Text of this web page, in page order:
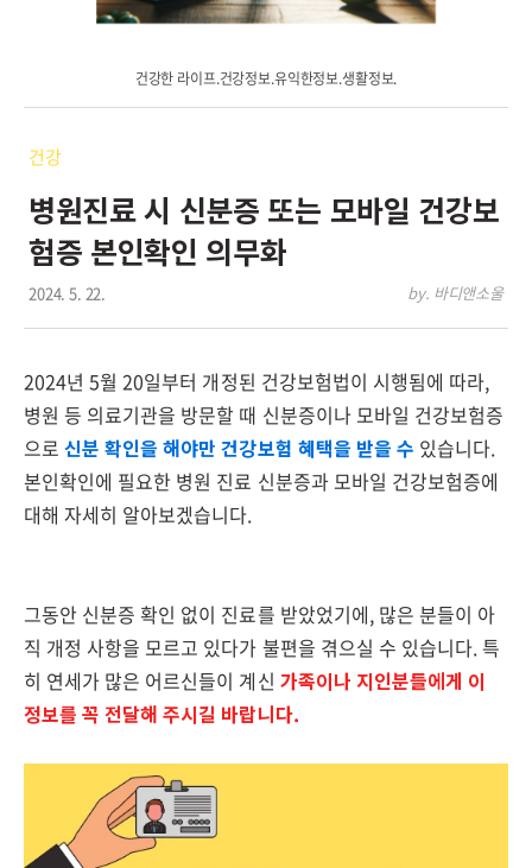
건강한 라이프.건강정보.유익한정보.생활정보.
건강
병원진료 시 신분증 또는 모바일 건강보
험증 본인확인 의무화
2024. 5. 22. by. 바디앤소울
2024년 5월 20일부터 개정된 건강보험법이 시행됨에 따라,
병원 등 의료기관을 방문할 때 신분증이나 모바일 건강보험증
으로신분 확인을 해야만 건강보험 혜택을 받을 수 있습니다.
본인확인에 필요한 병원 진료 신분증과 모바일 건강보험증에
대해 자세히 알아보겠습니다.
그동안 신분증 확인 없이 진료를 받았었기에, 많은 분들이 아
직 개정 사항을 모르고 있다가 불편을 겪으실 수 있습니다. 특
히 연세가 많은 어르신들이 계신 가족이나 지인분들에게 이
정보를 꼭 전달해 주시길 바랍니다.